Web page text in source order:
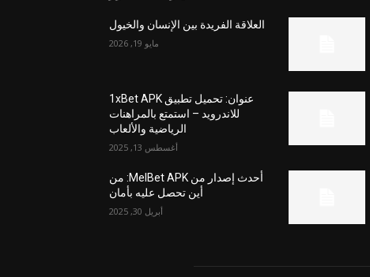
العلاقة الفريدة بين الإنسان والخيول
مايو 19, 2026
عنوان: تحميل تطبيق 1xBet APK
للاندرويد – استمتع بالمراهنات
الرياضية والألعاب
أغسطس 13, 2025
أحدث إصدار من MelBet APK: من
أين تحصل عليه بأمان
أبريل 30, 2025